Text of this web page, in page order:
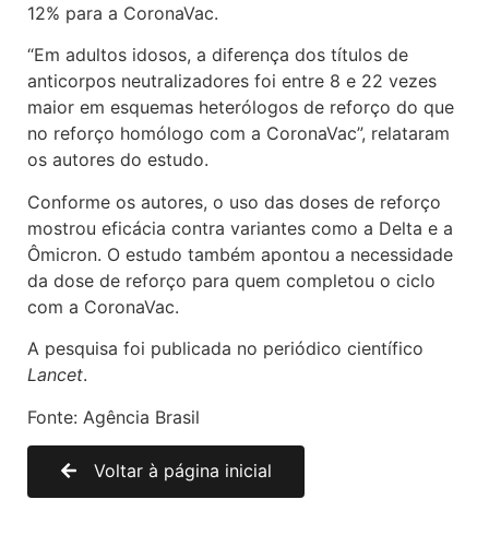
12% para a CoronaVac.
“Em adultos idosos, a diferença dos títulos de
anticorpos neutralizadores foi entre 8 e 22 vezes
maior em esquemas heterólogos de reforço do que
no reforço homólogo com a CoronaVac”, relataram
os autores do estudo.
Conforme os autores, o uso das doses de reforço
mostrou eficácia contra variantes como a Delta e a
Ômicron. O estudo também apontou a necessidade
da dose de reforço para quem completou o ciclo
com a CoronaVac.
A pesquisa foi publicada no periódico científico
Lancet.
Fonte: Agência Brasil
Voltar à página inicial